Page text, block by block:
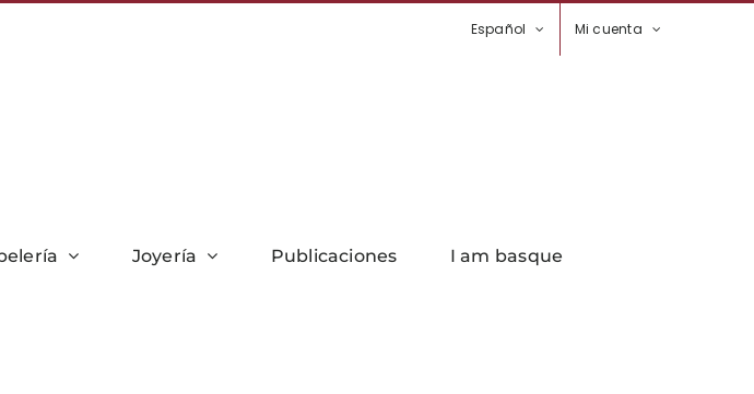
Español Mi cuenta
Joyería Publicaciones I am basque